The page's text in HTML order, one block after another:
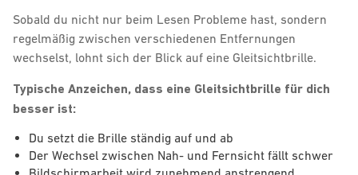
Sobald du nicht nur beim Lesen Probleme hast, sondern
regelmäßig zwischen verschiedenen Entfernungen
wechselst, lohnt sich der Blick auf eine Gleitsichtbrille.
Typische Anzeichen, dass eine Gleitsichtbrille für dich
besser ist:
Du setzt die Brille ständig auf und ab
Der Wechsel zwischen Nah- und Fernsicht fällt schwer